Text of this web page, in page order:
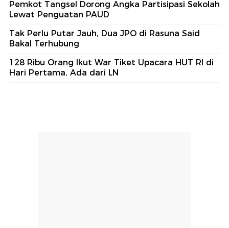
Pemkot Tangsel Dorong Angka Partisipasi Sekolah
Lewat Penguatan PAUD
Tak Perlu Putar Jauh, Dua JPO di Rasuna Said
Bakal Terhubung
128 Ribu Orang Ikut War Tiket Upacara HUT RI di
Hari Pertama, Ada dari LN